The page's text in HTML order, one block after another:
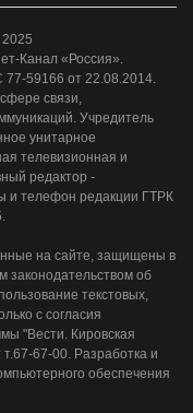
Канал «Россия».
59166 от 22.08.2014.
связи,
Учредитель
унитарное
телевизионная и
редактор -
и телефон редакции ГТРК
на сайте, защищены в
законодательством об
текстовых,
с согласия
"Вести. Кировская
67-00. Разработка и
обеспечения